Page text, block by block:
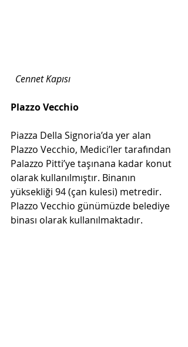
Cennet Kapısı
Plazzo Vecchio
Piazza Della Signoria’da yer alan
Plazzo Vecchio, Medici’ler tarafından
Palazzo Pitti’ye taşınana kadar konut
olarak kullanılmıştır. Binanın
yüksekliği 94 (çan kulesi) metredir.
Plazzo Vecchio günümüzde belediye
binası olarak kullanılmaktadır.